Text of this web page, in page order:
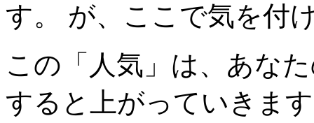
す。 が、ここで気を付
この「人気」は、あな
すると上がっていきま